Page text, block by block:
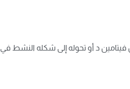
د أو تحوله إلى شكله النشط في